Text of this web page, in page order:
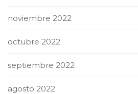
noviembre 2022
octubre 2022
septiembre 2022
agosto 2022